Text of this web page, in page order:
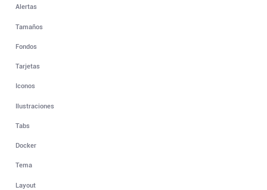
Alertas
Tamaños
Fondos
Tarjetas
Iconos
Ilustraciones
Tabs
Docker
Tema
Layout